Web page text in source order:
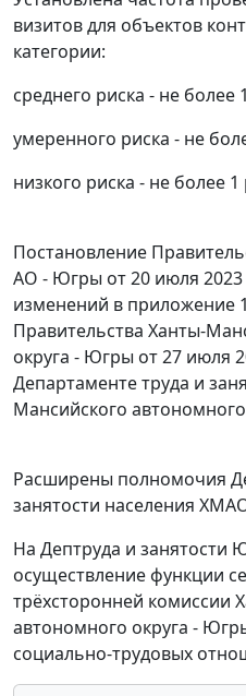
визитов для объектов
категории:
среднего риска - не более
умеренного риска - не
низкого риска - не более 1
Постановление
АО - Югры от 20 июля 2023
изменений в приложение
Правительства Ханты-
округа - Югры от 27 июля
Департаменте труда и
Мансийского
Расширены полномочия
занятости населения
На Дептруда и занятости
осуществление функции
трёхсторонней комиссии
автономного округа -
социально-трудовых